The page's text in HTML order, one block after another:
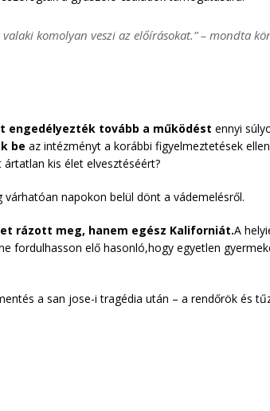
valaki komolyan veszi az előírásokat.” – mondta
engedélyezték tovább a működést ennyi
be az intézményt a korábbi figyelmeztetések
ártatlan kis élet elvesztéséért?
napokon belül dönt a vádemelésről.
rázott meg, hanem egész Kaliforniát.A
fordulhasson elő hasonló,hogy egyetlen
a san jose-i tragédia után – a rendőrök és